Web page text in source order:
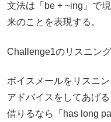
文法は「be + ~ing」で
来のことを表現する。
Challenge1のリスニン
ボイスメールをリスニ
アドバイスをしてあげ
借りるなら「has long